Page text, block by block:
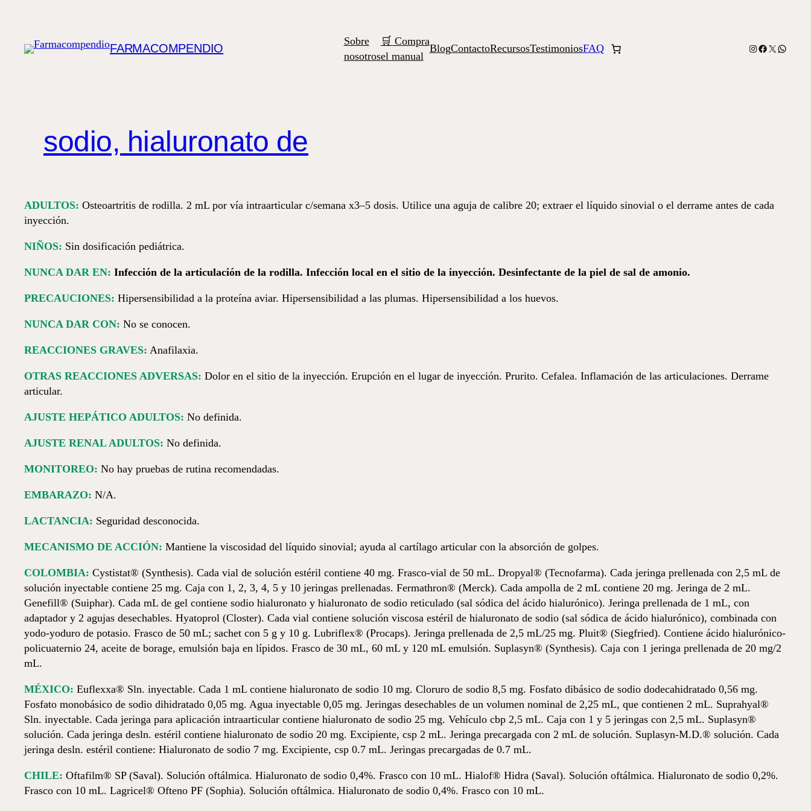
contenido
FARMACOMPENDIO
Sobre
nosotros
🛒 Compra
el manual
BlogContactoRecursosTestimoniosFAQ Instagram
Facebook
X
sodio, hialuronato de
ADULTOS: Osteoartritis de rodilla. 2 mL por vía intraarticular c/semana x3–5 dosis. Utilice una aguja de calibre 20; extraer el líquido sinovial o el derrame antes de cada
inyección.
NIÑOS: Sin dosificación pediátrica.
NUNCA DAR EN: Infección de la articulación de la rodilla. Infección local en el sitio de la inyección. Desinfectante de la piel de sal de amonio.
PRECAUCIONES: Hiper­sen­si­bi­lidad a la proteína aviar. Hiper­sen­si­bi­lidad a las plumas. Hiper­sen­si­bi­lidad a los huevos.
NUNCA DAR CON: No se conocen.
REACCIONES GRAVES: Anafilaxia.
OTRAS REACCIONES ADVERSAS: Dolor en el sitio de la inyección. Erupción en el lugar de inyección. Prurito. Cefalea. Inflamación de las articulaciones. Derrame
articular.
AJUSTE HEPÁTICO ADULTOS: No definida.
AJUSTE RENAL ADULTOS: No definida.
MONITOREO: No hay pruebas de rutina recomendadas.
EMBARAZO: N/A.
LACTANCIA: Seguridad desconocida.
MECANISMO DE ACCIÓN: Mantiene la viscosidad del líquido sinovial; ayuda al cartílago articular con la absorción de golpes.
COLOMBIA: Cystistat® (Synthesis). Cada vial de solución estéril contiene 40 mg. Frasco-vial de 50 mL. Dropyal® (Tecnofarma). Cada jeringa prellenada con 2,5 mL de
solución inyectable contiene 25 mg. Caja con 1, 2, 3, 4, 5 y 10 jeringas prellenadas. Fermathron® (Merck). Cada ampolla de 2 mL contiene 20 mg. Jeringa de 2 mL.
Genefill® (Suiphar). Cada mL de gel contiene sodio hialuronato y hialuronato de sodio reticulado (sal sódica del ácido hialurónico). Jeringa prellenada de 1 mL, con
adaptador y 2 agujas desechables. Hyatoprol (Closter). Cada vial contiene solución viscosa estéril de hialuronato de sodio (sal sódica de ácido hialurónico), combinada con
yodo-yoduro de potasio. Frasco de 50 mL; sachet con 5 g y 10 g. Lubriflex® (Procaps). Jeringa prellenada de 2,5 mL/25 mg. Pluit® (Siegfried). Contiene ácido hialurónico-
policuaternio 24, aceite de borage, emulsión baja en lípidos. Frasco de 30 mL, 60 mL y 120 mL emulsión. Suplasyn® (Synthesis). Caja con 1 jeringa prellenada de 20 mg/2
mL.
MÉXICO: Euflexxa® Sln. inyectable. Cada 1 mL contiene hialuronato de sodio 10 mg. Cloruro de sodio 8,5 mg. Fosfato dibásico de sodio dodecahidratado 0,56 mg.
Fosfato monobásico de sodio dihidratado 0,05 mg. Agua inyectable 0,05 mg. Jeringas desechables de un volumen nominal de 2,25 mL, que contienen 2 mL. Suprahyal®
Sln. inyectable. Cada jeringa para aplicación intraarticular contiene hialuronato de sodio 25 mg. Vehículo cbp 2,5 mL. Caja con 1 y 5 jeringas con 2,5 mL. Suplasyn®
solución. Cada jeringa desln. estéril contiene hialuronato de sodio 20 mg. Excipiente, csp 2 mL. Jeringa precargada con 2 mL de solución. Suplasyn-M.D.® solución. Cada
jeringa desln. estéril contiene: Hialuronato de sodio 7 mg. Excipiente, csp 0.7 mL. Jeringas precargadas de 0.7 mL.
CHILE: Oftafilm® SP (Saval). Solución oftálmica. Hialuronato de sodio 0,4%. Frasco con 10 mL. Hialof® Hidra (Saval). Solución oftálmica. Hialuronato de sodio 0,2%.
Frasco con 10 mL. Lagricel® Ofteno PF (Sophia). Solución oftálmica. Hialuronato de sodio 0,4%. Frasco con 10 mL.